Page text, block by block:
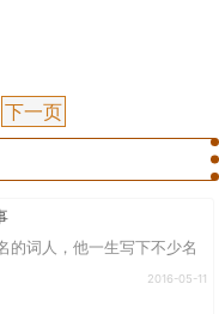
下一页
的词人，他一生写下不少名
2016-05-11